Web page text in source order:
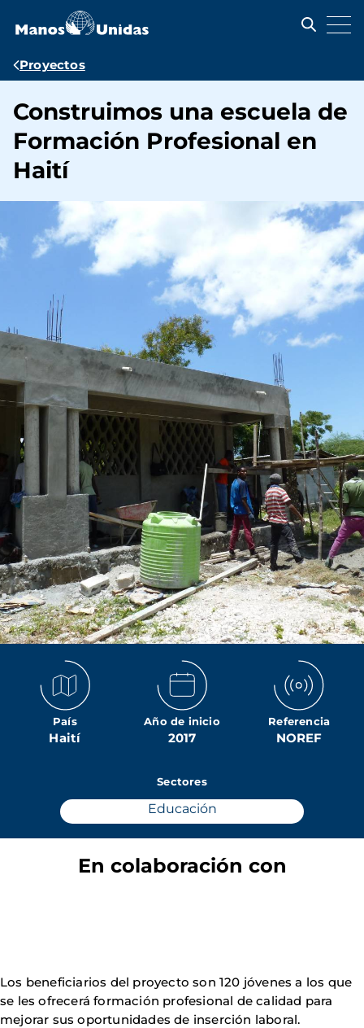
contenido
Ruta
navegación
Proyectos
Construimos una escuela de
Formación Profesional en
Haití
País
Haití
Año de inicio
2017
Referencia
NOREF
Sectores
Educación
En colaboración con
Los beneficiarios del proyecto son 120 jóvenes a los que
se les ofrecerá formación profesional de calidad para
mejorar sus oportunidades de inserción laboral.